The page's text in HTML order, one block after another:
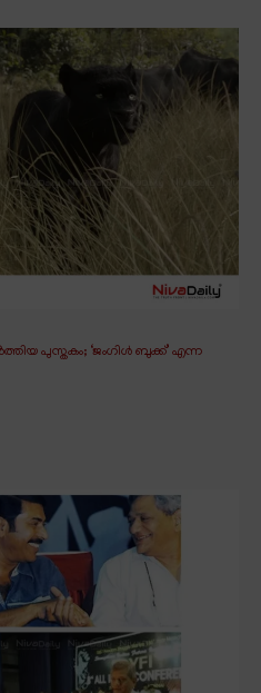
പുസ്തകം; ‘ജംഗിൾ ബുക്ക്’ എന്ന